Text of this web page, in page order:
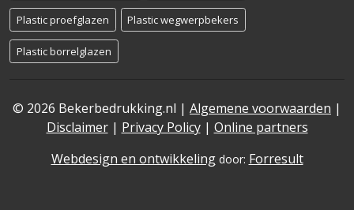
Plastic proefglazen Plastic wegwerpbekers
Plastic borrelglazen
© 2026 Bekerbedrukking.nl | Algemene voorwaarden |
Disclaimer| Privacy Policy| Online partners
Webdesign en ontwikkelingdoor: Forresult